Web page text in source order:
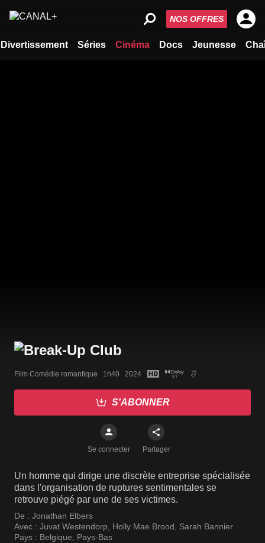
Divertissement Séries Cinéma Docs Jeunesse
NOS OFFRES
Film Comédie romantique   1h40   2024
S'ABONNER
Se connecter Partager
Un homme qui dirige une discrète entreprise spécialisée
dans l'organisation de ruptures sentimentales se
retrouve piégé par une de ses victimes.
De : Jonathan Elbers
Avec : Juvat Westendorp, Holly Mae Brood, Sarah Bannier
Pays : Belgique, Pays-Bas